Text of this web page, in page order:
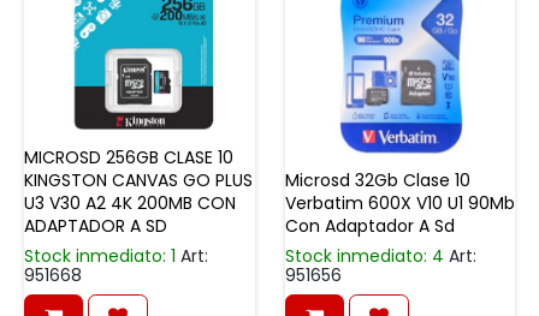
MICROSD 256GB CLASE 10
KINGSTON CANVAS GO PLUS
U3 V30 A2 4K 200MB CON
ADAPTADOR A SD
Stock inmediato: 1 Art:
951668
Microsd 32Gb Clase 10
Verbatim 600X V10 U1 90Mb
Con Adaptador A Sd
Stock inmediato: 4 Art:
951656